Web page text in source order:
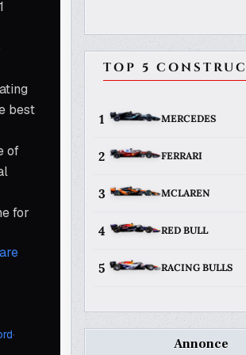
TOP 5
1 MERCEDES
2 FERRARI
3 MCLAREN
4 RED BULL
5 RACING BULLS
Annonce